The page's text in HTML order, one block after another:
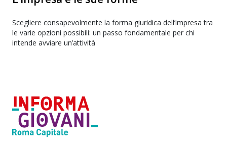
Scegliere consapevolmente la forma giuridica dell’impresa tra
le varie opzioni possibili: un passo fondamentale per chi
intende avviare un’attività